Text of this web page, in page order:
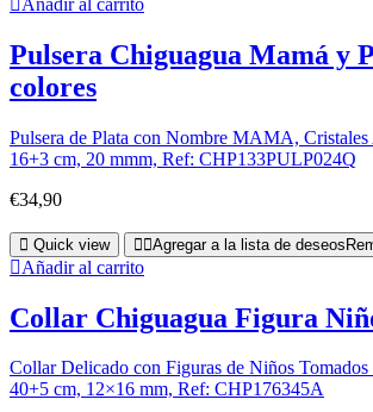
Pulsera Chiguagua Mamá y
colores
Pulsera de Plata con Nombre MAMA, Cristales
16+3 cm, 20 mmm, Ref: CHP133PULP024Q
€34,90
Quick view Agregar a la lista de deseos
Añadir al carrito
Collar Chiguagua Figura
Collar Delicado con Figuras de Niños Tomados
40+5 cm, 12×16 mm, Ref: CHP176345A